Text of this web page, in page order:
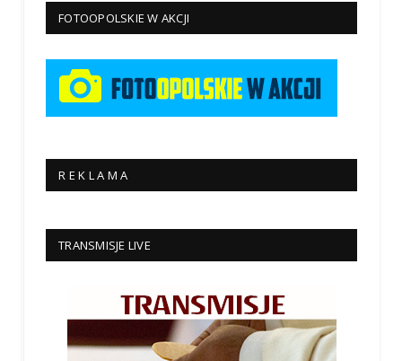
FOTOOPOLSKIE W AKCJI
R E K L A M A
TRANSMISJE LIVE